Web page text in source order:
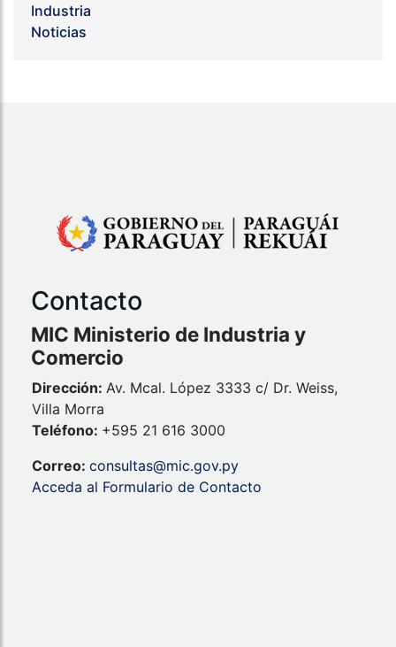
Industria
Noticias
Contacto
MIC Ministerio de Industria y
Comercio
Dirección: Av. Mcal. López 3333 c/ Dr. Weiss,
Villa Morra
Teléfono: +595 21 616 3000
Correo: consultas@mic.gov.py
Acceda al Formulario de Contacto